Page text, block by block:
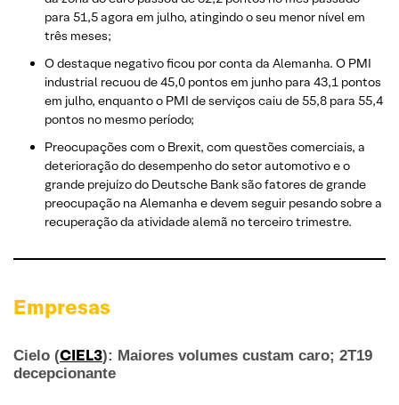
para 51,5 agora em julho, atingindo o seu menor nível em
três meses;
O destaque negativo ficou por conta da Alemanha. O PMI
industrial recuou de 45,0 pontos em junho para 43,1 pontos
em julho, enquanto o PMI de serviços caiu de 55,8 para 55,4
pontos no mesmo período;
Preocupações com o Brexit, com questões comerciais, a
deterioração do desempenho do setor automotivo e o
grande prejuízo do Deutsche Bank são fatores de grande
preocupação na Alemanha e devem seguir pesando sobre a
recuperação da atividade alemã no terceiro trimestre.
Empresas
Cielo (CIEL3): Maiores volumes custam caro; 2T19
decepcionante